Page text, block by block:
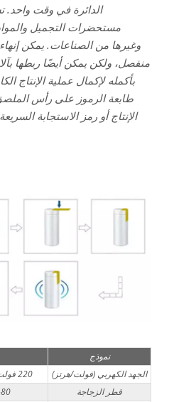
الدائرة في وقت
مستحضرات التجميل والمواد
وغيرها من الصناعات. يمكن
منفصل، ولكن يمكن أيضًا ربطها
بأكمله لإكمال عملية الإنتاج
طابعة الرموز على رأس
الإنتاج أو رمز الاستجابة
نموذج
الجهد الكهربي (فولت/هرتز)
220 فولت/50 هرتز 110 فولت/60 هرتز
قطر الزجاجة
30-80 مم